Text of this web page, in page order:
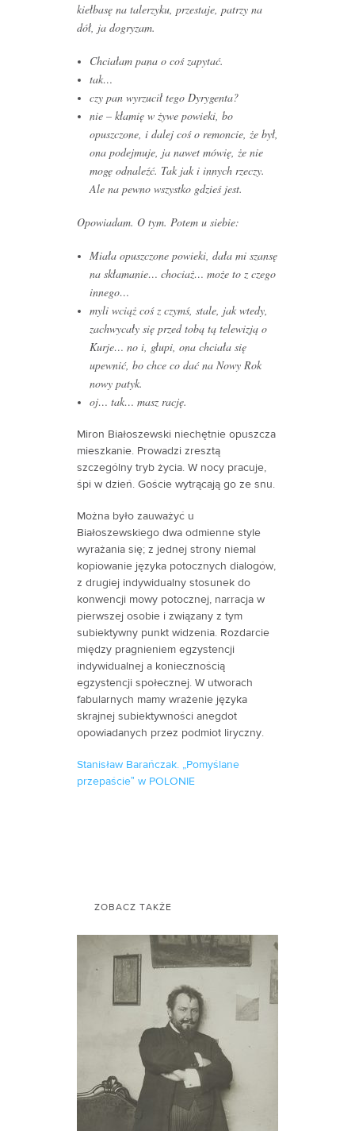
kiełbasę na talerzyku, przestaje, patrzy na
dół, ja dogryzam.
Chciałam pana o coś zapytać.
tak…
czy pan wyrzucił tego Dyrygenta?
nie – kłamię w żywe powieki, bo
opuszczone, i dalej coś o remoncie, że był,
ona podejmuje, ja nawet mówię, że nie
mogę odnaleźć. Tak jak i innych rzeczy.
Ale na pewno wszystko gdzieś jest.
Opowiadam. O tym. Potem u siebie:
Miała opuszczone powieki, dała mi szansę
na skłamanie… chociaż… może to z czego
innego…
myli wciąż coś z czymś, stale, jak wtedy,
zachwycały się przed tobą tą telewizją o
Kurje… no i, głupi, ona chciała się
upewnić, bo chce co dać na Nowy Rok
nowy patyk.
oj… tak… masz rację.
Miron Białoszewski niechętnie opuszcza
mieszkanie. Prowadzi zresztą
szczególny tryb życia. W nocy pracuje,
śpi w dzień. Goście wytrącają go ze snu.
Można było zauważyć u
Białoszewskiego dwa odmienne style
wyrażania się; z jednej strony niemal
kopiowanie języka potocznych dialogów,
z drugiej indywidualny stosunek do
konwencji mowy potocznej, narracja w
pierwszej osobie i związany z tym
subiektywny punkt widzenia. Rozdarcie
między pragnieniem egzystencji
indywidualnej a koniecznością
egzystencji społecznej. W utworach
fabularnych mamy wrażenie języka
skrajnej subiektywności anegdot
opowiadanych przez podmiot liryczny.
Stanisław Barańczak. „Pomyślane
przepaścieˮ w POLONIE
ZOBACZ TAKŻE